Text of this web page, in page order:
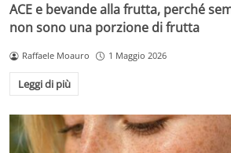
ACE e bevande alla frutta, perché
non sono una porzione di frutta
Raffaele Moauro 1 Maggio 2026
Leggi di più